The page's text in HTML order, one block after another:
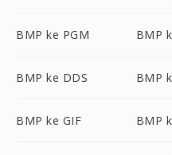
BMP ke PGM BMP
BMP ke DDS BMP
BMP ke GIF BMP